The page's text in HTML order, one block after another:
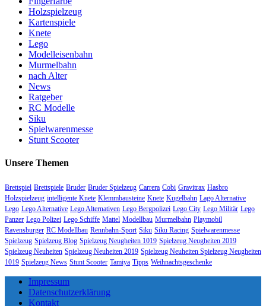
Holzspielzeug
Kartenspiele
Knete
Lego
Modelleisenbahn
Murmelbahn
nach Alter
News
Ratgeber
RC Modelle
Siku
Spielwarenmesse
Stunt Scooter
Unsere Themen
Brettspiel Brettspiele Bruder Bruder Spielzeug Carrera Cobi Gravitrax Hasbro
Holzspielzeug intelligente Knete Klemmbausteine Knete Kugelbahn Lago Alternative
Lego Lego Alternative Lego Alternativen Lego Bergpolizei Lego City Lego Militär Lego
Panzer Lego Polizei Lego Schiffe Mattel Modellbau Murmelbahn Playmobil
Ravensburger RC Modellbau Rennbahn-Sport Siku Siku Racing Spielwarenmesse
Spielzeug Spielzeug Blog Spielzeug Neugheiten 1019 Spielzeug Neugheiten 2019
Spielzeug Neuheiten Spielzeug Neuheiten 2019 Spielzeug Neuheiten Spielzeug Neugheiten
1019 Spielzeug News Stunt Scooter Tamiya Tipps Weihnachtsgeschenke
Impressum
Datenschutzerklärung
Kontakt